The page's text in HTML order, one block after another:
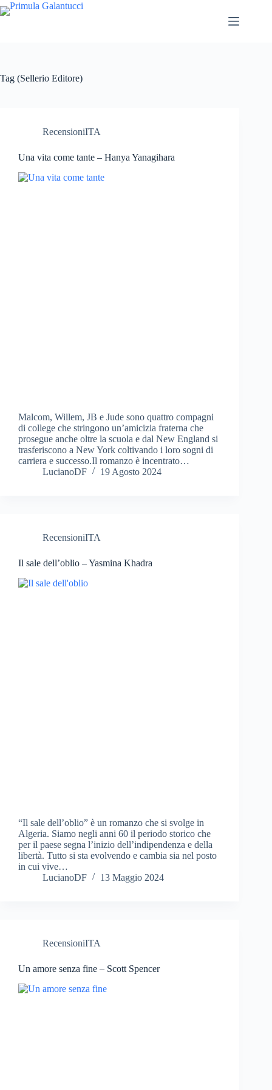
Tag (Sellerio Editore)
RecensioniITA
Una vita come tante – Hanya Yanagihara
Malcom, Willem, JB e Jude sono quattro compagni
di college che stringono un’amicizia fraterna che
prosegue anche oltre la scuola e dal New England si
trasferiscono a New York coltivando i loro sogni di
carriera e successo.Il romanzo è incentrato…
LucianoDF
19 Agosto 2024
RecensioniITA
Il sale dell’oblio – Yasmina Khadra
“Il sale dell’oblio” è un romanzo che si svolge in
Algeria. Siamo negli anni 60 il periodo storico che
per il paese segna l’inizio dell’indipendenza e della
libertà. Tutto si sta evolvendo e cambia sia nel posto
in cui vive…
LucianoDF
13 Maggio 2024
RecensioniITA
Un amore senza fine – Scott Spencer